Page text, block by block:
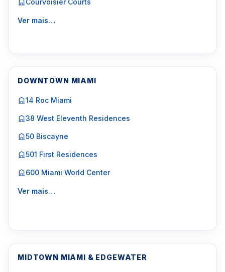
Courvoisier Courts
Ver mais…
DOWNTOWN MIAMI
14 Roc Miami
38 West Eleventh Residences
50 Biscayne
501 First Residences
600 Miami World Center
Ver mais…
MIDTOWN MIAMI & EDGEWATER